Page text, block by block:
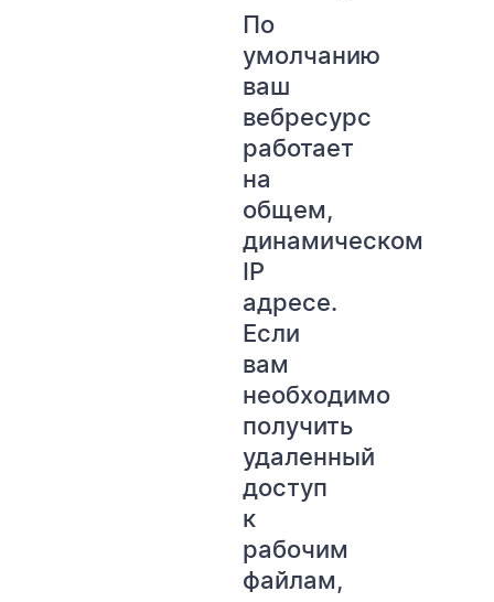
По
умолчанию
ваш
вебресурс
работает
на
общем,
динамическом
IP
адресе.
Если
вам
необходимо
получить
удаленный
доступ
к
рабочим
файлам,